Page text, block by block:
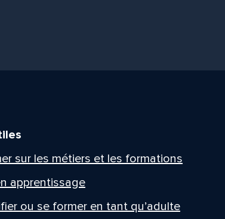
sur les métiers et les formations
apprentissage
ou se former en tant qu’adulte